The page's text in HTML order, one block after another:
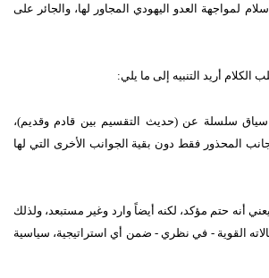
لمواجهة العدو اليهودي المجاور لها، والجائر على
أريد التنبيه إلى ما يلي:
سياق سلسلة عن (حديث التقسيم بين قادم وقديم)،
المحذور فقط دون بقية الجوانب الأخرى التي لها
يعني أنه حتم مؤكد، لكنه أيضاً وارد وغير مستبعد، ولذلك
القوية - في نظري - ضمن أي استراتيجية، سياسية